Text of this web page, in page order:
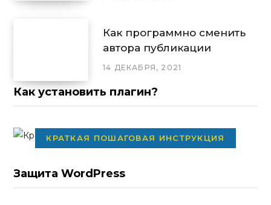
Как программно сменить
автора публикации
14 ДЕКАБРЯ, 2021
Как установить плагин?
КРАТКАЯ ПОШАГОВАЯ ИНСТРУКЦИЯ
Защита WordPress